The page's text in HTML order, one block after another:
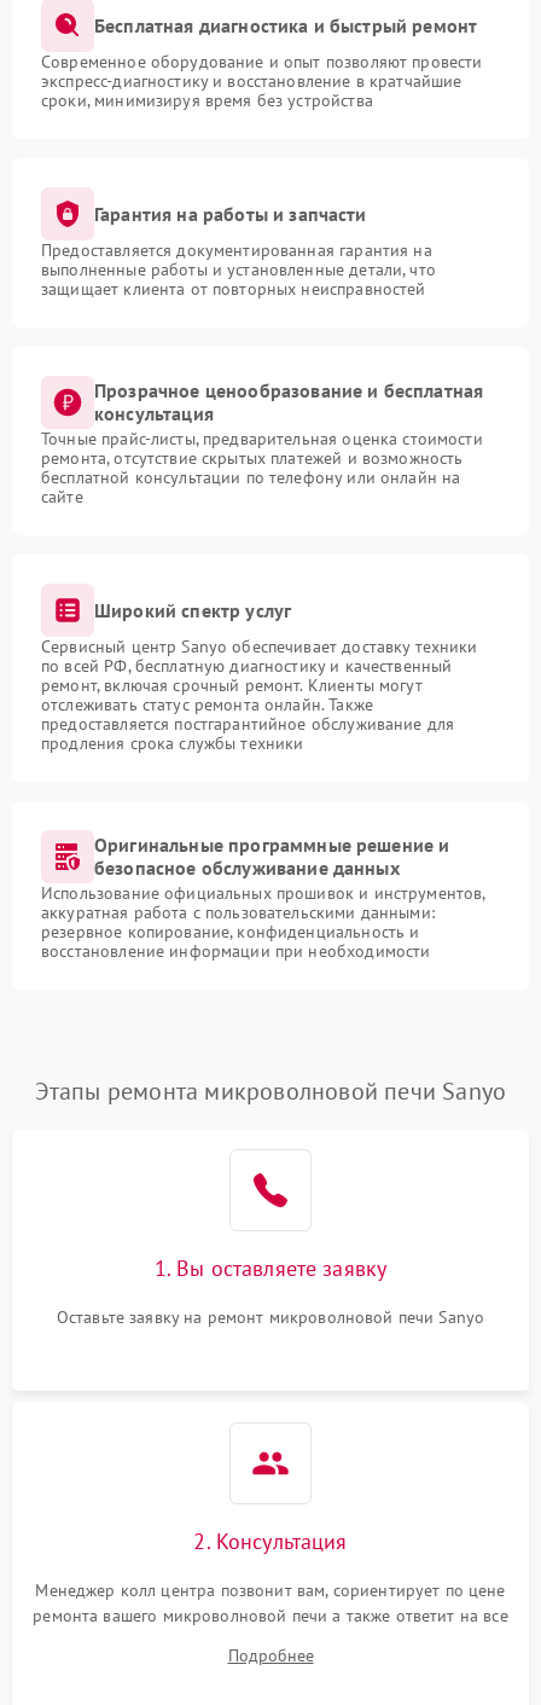
Бесплатная диагностика и быстрый ремонт
Современное оборудование и опыт позволяют провести
экспресс-диагностику и восстановление в кратчайшие
сроки, минимизируя время без устройства
Гарантия на работы и запчасти
Предоставляется документированная гарантия на
выполненные работы и установленные детали, что
защищает клиента от повторных неисправностей
Прозрачное ценообразование и бесплатная
консультация
Точные прайс-листы, предварительная оценка стоимости
ремонта, отсутствие скрытых платежей и возможность
бесплатной консультации по телефону или онлайн на
сайте
Широкий спектр услуг
Сервисный центр Sanyo обеспечивает доставку техники
по всей РФ, бесплатную диагностику и качественный
ремонт, включая срочный ремонт. Клиенты могут
отслеживать статус ремонта онлайн. Также
предоставляется постгарантийное обслуживание для
продления срока службы техники
Оригинальные программные решение и
безопасное обслуживание данных
Использование официальных прошивок и инструментов,
аккуратная работа с пользовательскими данными:
резервное копирование, конфиденциальность и
восстановление информации при необходимости
Этапы ремонта микроволновой печи Sanyo
1. Вы оставляете заявку
Оставьте заявку на ремонт микроволновой печи Sanyo
2. Консультация
Менеджер колл центра позвонит вам, сориентирует по цене
ремонта вашего микроволновой печи а также ответит на все
Подробнее